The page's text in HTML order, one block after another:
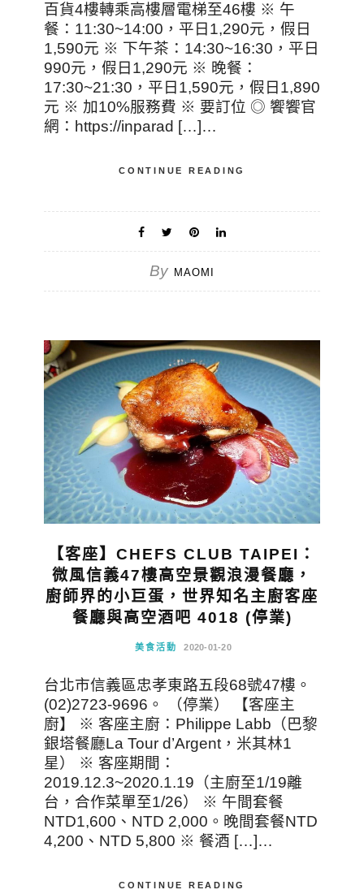
百貨4樓轉乘高樓層電梯至46樓 ※ 午
餐：11:30~14:00，平日1,290元，假日
1,590元 ※ 下午茶：14:30~16:30，平日
990元，假日1,290元 ※ 晚餐：
17:30~21:30，平日1,590元，假日1,890
元 ※ 加10%服務費 ※ 要訂位 ◎ 饗饗官
網：https://inparad […]…
CONTINUE READING
By MAOMI
【客座】CHEFS CLUB TAIPEI：
微風信義47樓高空景觀浪漫餐廳，
廚師界的小巨蛋，世界知名主廚客座
餐廳與高空酒吧 4018 (停業)
美食活動 2020-01-20
台北市信義區忠孝東路五段68號47樓。
(02)2723-9696。 （停業） 【客座主
廚】 ※ 客座主廚：Philippe Labb（巴黎
銀塔餐廳La Tour d’Argent，米其林1
星） ※ 客座期間：
2019.12.3~2020.1.19（主廚至1/19離
台，合作菜單至1/26） ※ 午間套餐
NTD1,600、NTD 2,000。晚間套餐NTD
4,200、NTD 5,800 ※ 餐酒 […]…
CONTINUE READING